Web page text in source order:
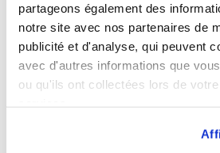
partageons également des
notre site avec nos partenaires de
publicité et d'analyse, qui peuvent
avec d'autres informations que
ou qu'ils ont collectées lors de
méthode